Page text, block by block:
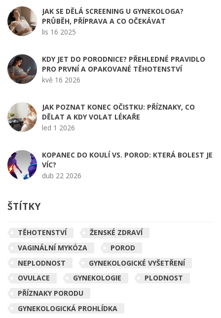
JAK SE DĚLÁ SCREENING U GYNEKOLOGA?
PRŮBĚH, PŘÍPRAVA A CO OČEKÁVAT
lis 16 2025
KDY JET DO PORODNICE? PŘEHLEDNÉ PRAVIDLO
PRO PRVNÍ A OPAKOVANÉ TĚHOTENSTVÍ
kvě 16 2026
JAK POZNAT KONEC OČISTKU: PŘÍZNAKY, CO
DĚLAT A KDY VOLAT LÉKAŘE
led 1 2026
KOPANEC DO KOULÍ VS. POROD: KTERÁ BOLEST JE
VÍC?
dub 22 2026
ŠTÍTKY
TĚHOTENSTVÍ
ŽENSKÉ ZDRAVÍ
VAGINÁLNÍ MYKÓZA
POROD
NEPLODNOST
GYNEKOLOGICKÉ VYŠETŘENÍ
OVULACE
GYNEKOLOGIE
PLODNOST
PŘÍZNAKY PORODU
GYNEKOLOGICKÁ PROHLÍDKA